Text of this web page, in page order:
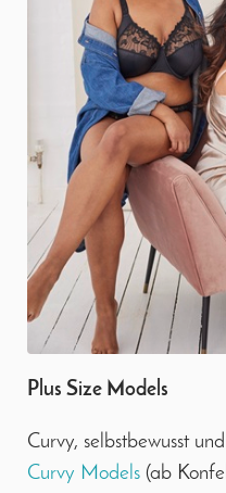
Plus Size Models
Curvy, selbstbewusst
Curvy Models (ab